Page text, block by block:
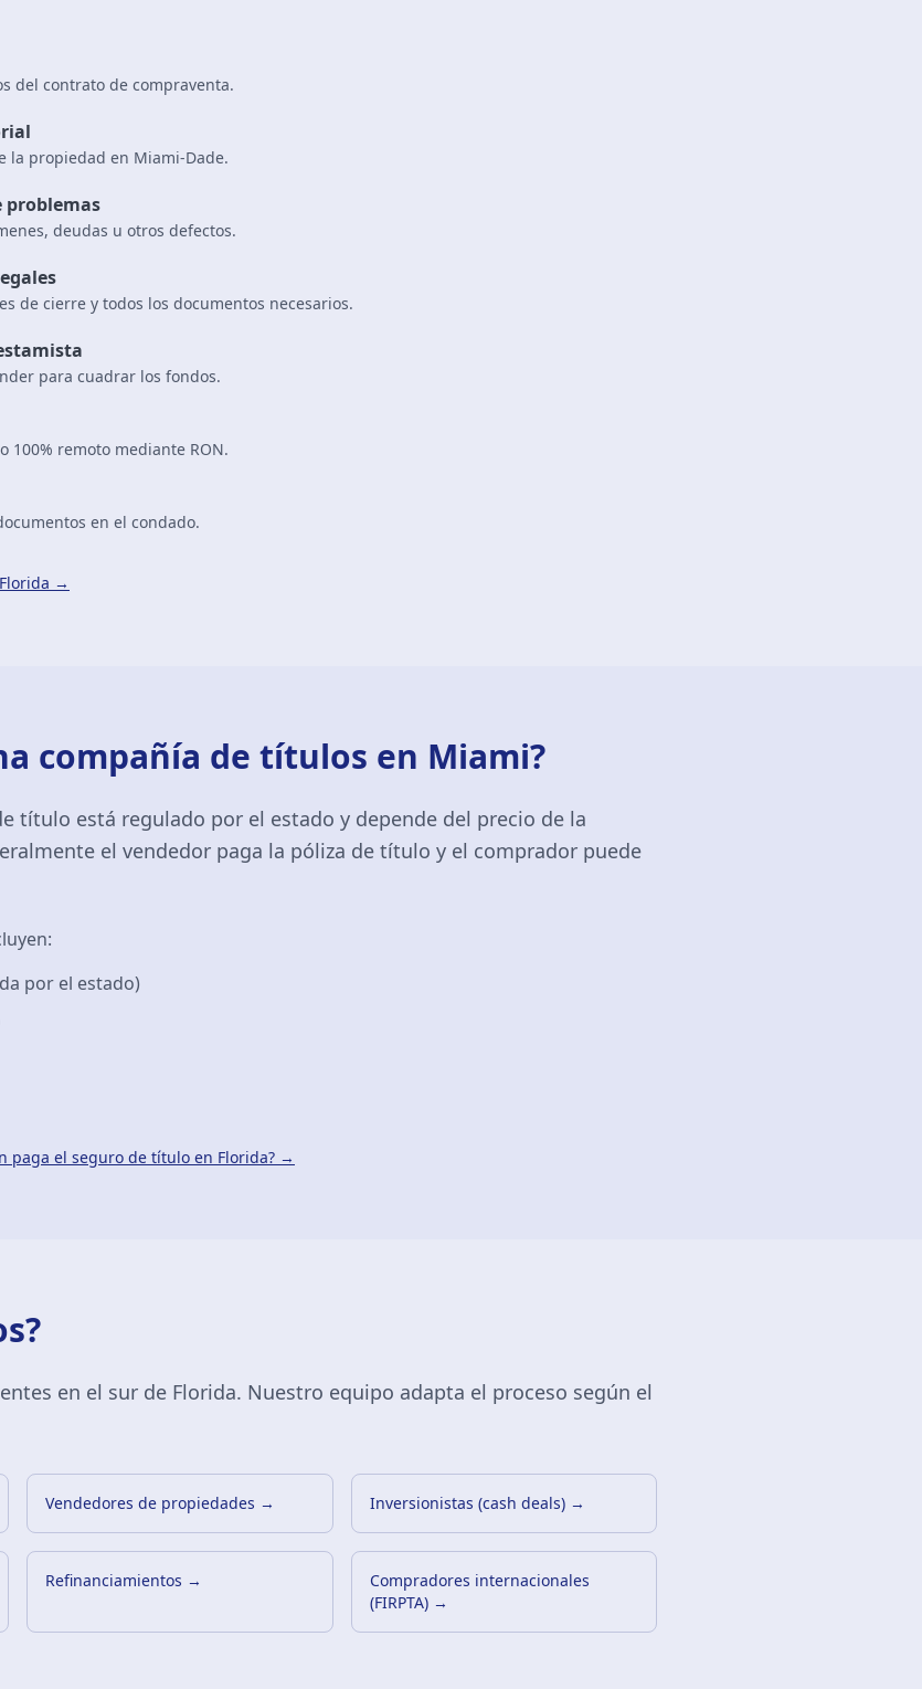
del contrato de compraventa.
la propiedad en Miami-Dade.
problemas
deudas u otros defectos.
de cierre y todos los documentos necesarios.
para cuadrar los fondos.
100% remoto mediante RON.
en el condado.
→
compañía de títulos en Miami?
título está regulado por el estado y depende del precio de la
el vendedor paga la póliza de título y el comprador puede
por el estado)
paga el seguro de título en Florida? →
en el sur de Florida. Nuestro equipo adapta el proceso según el
Vendedores de propiedades → Inversionistas (cash deals)→
Refinanciamientos →
Compradores internacionales
(FIRPTA)→